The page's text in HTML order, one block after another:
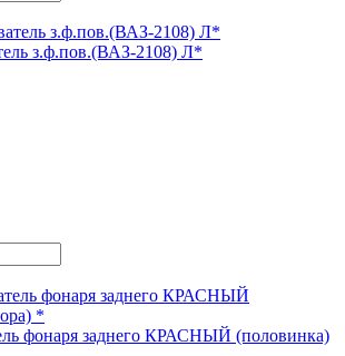
з.ф.пов.(ВАЗ-2108) Л*
фонаря заднего КРАСНЫЙ (половинка)